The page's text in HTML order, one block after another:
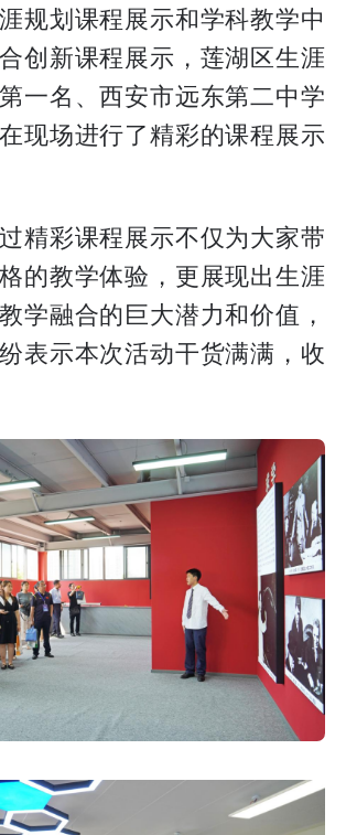
规划课程展示和学科教学中
创新课程展示，莲湖区生涯
一名、西安市远东第二中学
现场进行了精彩的课程展示
精彩课程展示不仅为大家带
的教学体验，更展现出生涯
学融合的巨大潜力和价值，
表示本次活动干货满满，收